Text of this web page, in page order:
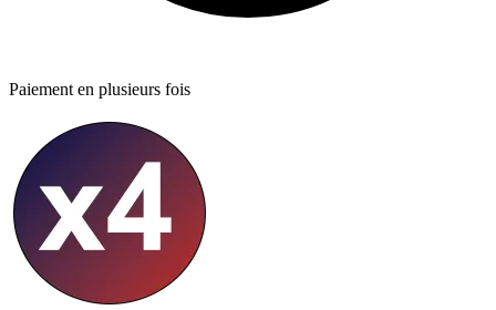
Paiement en plusieurs fois